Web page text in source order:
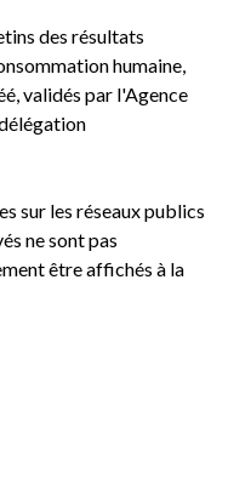
des résultats
humaine,
validés par l'Agence
sur les réseaux publics
ne sont pas
être affichés à la